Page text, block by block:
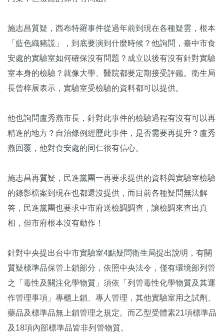
施志昌質疑，西布特羅事件從過年前到現在各種疑雲，根本
「藍色織豬謊」，到底要演到什麼時候？他詢問，臺中市食
安處的實驗室如何確保沒有問題？成立以後有沒有針對實驗
室本身的檢驗？就像大學、醫院都要定期接受評鑑。衛生局
長曾梓展表示，實驗室受檢驗的資料都可以提供。
他也詢問盧秀燕市長，針對此事件的檢驗過程有沒有可以再
精進的地方？自治條例經歷此事件，是否需要再提升？盧秀
燕回覆，他對食安處的同仁很有信心。
施志昌再質疑，民進黨團一再要求提供的資料與實驗室檢驗
的錄影檔案到現在也都還沒提供，而目前各種疑問無法解
答，民進黨團也要求中市府送檢調調查，讓檢調來查出真
相，但市府根本沒有動作！
針對中央提出台中市實驗室4點疑問衛生局提出說明，有關
質疑標準品保管上鎖部分，依照中央法令，僅有環境部列管
之「毒性及關注化學物質」須依「列管毒性化學物質及其運
作管理事項」專櫃上鎖、專人管理，其他實驗室用之試劑、
藥品及標準品無上鎖管理之規定。而乙型受體素21項標準品
及18項內部標準品皆非列管物質。